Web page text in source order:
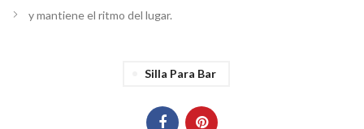
y mantiene el ritmo del lugar.
Silla Para Bar